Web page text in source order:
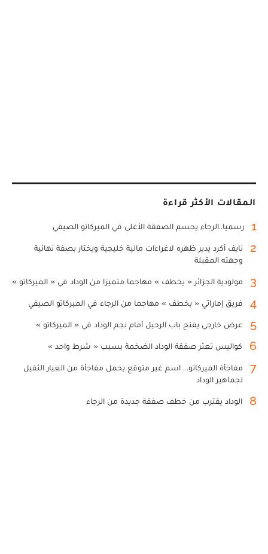
المقالات الأكثر قراءة
1 رسميا..الرجاء يحسم الصفقة الأغلى في الميركاتو الصيفي
2
نايف أكرد يدير ظهره لاغراءات مالية خليجية ويختار بصفة نهائية
وجهته المقبلة
3 مولودية الجزائر « يخطف » مهاجما متميزا من الوداد في « الميركاتو »
4 فريق إماراتي « يخطف » مهاجما من الرجاء في الميركاتو الصيفي
5 عرض خارجي يفتح باب الرحيل أمام نجم الوداد في « الميركاتو »
6 كواليس تعثر صفقة الوداد الضخمة بسبب « شرط واحد »
7
مفاجأة الميركاتو... اسم غير متوقع يحمل مفاجأة من العيار الثقيل
لجماهير الوداد
8 الوداد يقترب من خطف صفقة جديدة من الرجاء